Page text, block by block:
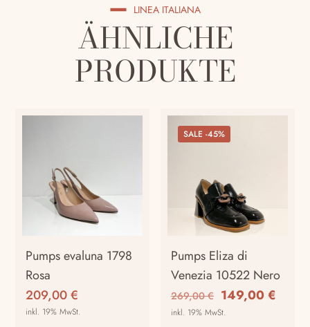
LINEA ITALIANA
ÄHNLICHE
PRODUKTE
Pumps evaluna 1798
Rosa
209,00€
inkl. 19% MwSt.
SALE -45%
Pumps Eliza di
Venezia 10522 Nero
269,00€ Ursprünglicher
Preis
149,00€
inkl. 19% MwSt.